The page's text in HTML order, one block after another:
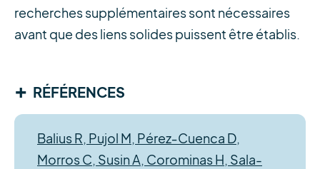
recherches supplémentaires sont nécessaires
avant que des liens solides puissent être établis.
+ RÉFÉRENCES
Balius R, Pujol M, Pérez‐Cuenca D,
Morros C, Susin A, Corominas H, Sala-